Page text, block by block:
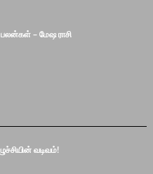
– மேஷ ராசி
வடிவம்!